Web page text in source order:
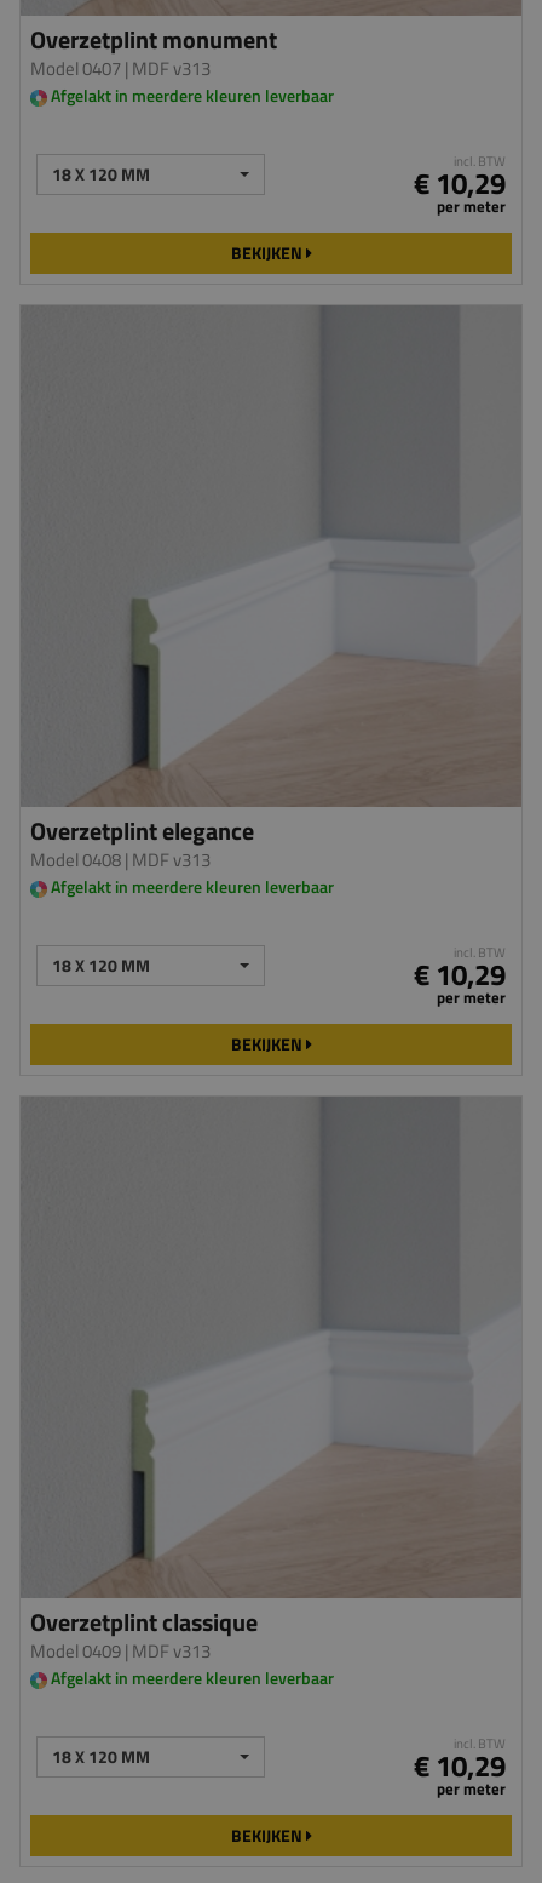
Overzetplint monument
Model 0407 | MDF v313
Afgelakt in meerdere kleuren leverbaar
18 X 120 MM incl. BTW
€ 10,29
per meter
BEKIJKEN
Overzetplint elegance
Model 0408| MDF v313
Afgelakt in meerdere kleuren leverbaar
18 X 120 MM incl. BTW
€ 10,29
per meter
BEKIJKEN
Overzetplint classique
Model 0409| MDF v313
Afgelakt in meerdere kleuren leverbaar
18 X 120 MM incl. BTW
€ 10,29
per meter
BEKIJKEN